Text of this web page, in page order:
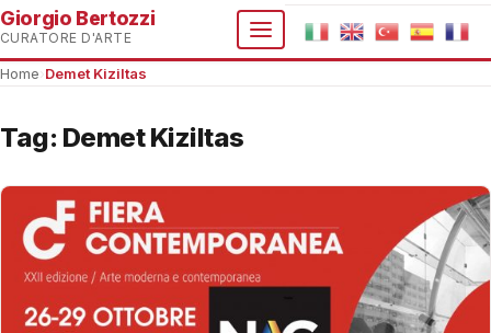
Giorgio Bertozzi
CURATORE D'ARTE
Home Demet Kiziltas
Tag: Demet Kiziltas